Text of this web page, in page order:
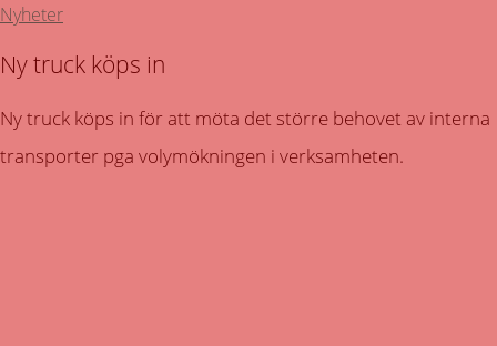
Nyheter
Ny truck köps in
Ny truck köps in för att möta det större behovet av interna
transporter pga volymökningen i verksamheten.